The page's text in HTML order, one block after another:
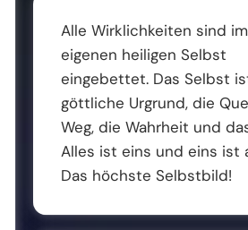
Alle Wirklichkeiten sind im
eigenen heiligen Selbst
eingebettet. Das Selbst
göttliche Urgrund, die
Weg, die Wahrheit und
Alles ist eins und eins ist
Das höchste Selbstbild!